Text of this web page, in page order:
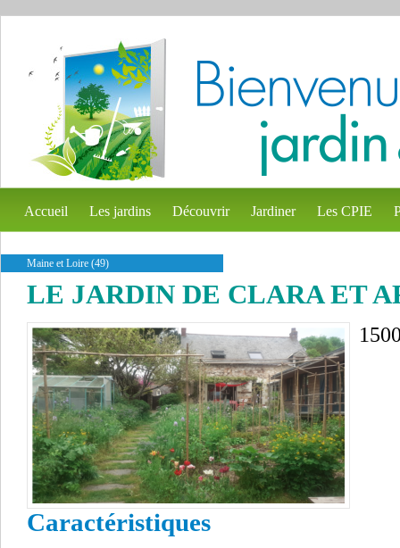
Accueil Les jardins Découvrir Jardiner Les CPIE
Maine et Loire (49)
LE JARDIN DE CLARA ET
Caractéristiques